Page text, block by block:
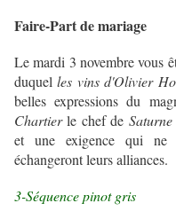
Faire-Part de mariage
Le mardi 3 novembre vous
duquelles vins d'Olivier
belles expressions du
Chartierle chef de Saturne
et une exigence qui ne
échangeront leurs alliances.
3-Séquence pinot gris